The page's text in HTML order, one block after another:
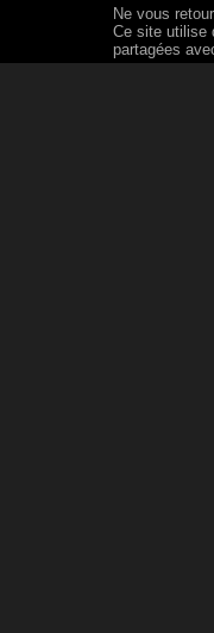
Ne vous
Ce site utilise
partagées